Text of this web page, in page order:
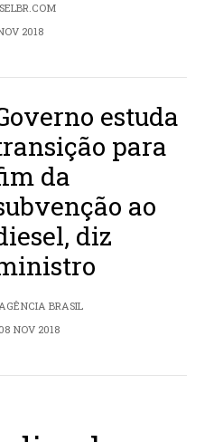
2018
estuda
para
da
ao
diz
BRASIL
08 NOV 2018